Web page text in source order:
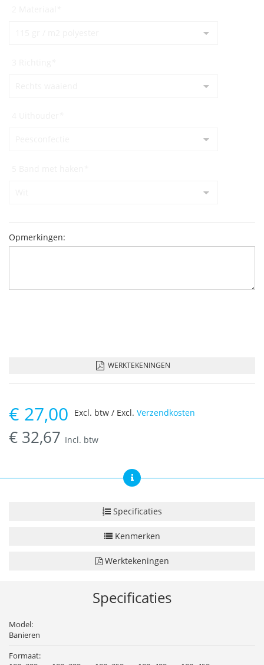
Opmerkingen:
WERKTEKENINGEN
€ 27,00
€ 32,67 Incl. btw
Excl. btw / Excl. Verzendkosten
Specificaties
Kenmerken
Werktekeningen
Specificaties
Model:
Banieren
Formaat: